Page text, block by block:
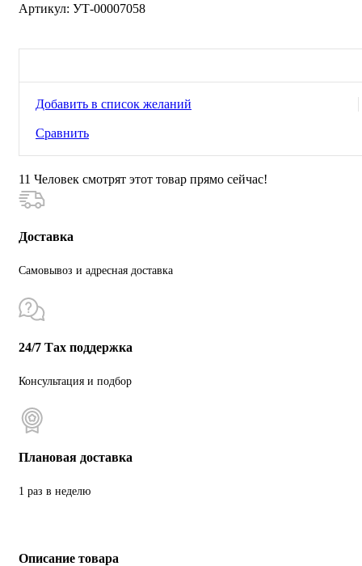
Артикул: УТ-00007058
Добавить в список желаний
Сравнить
11 Человек смотрят этот товар прямо сейчас!
Доставка
Самовывоз и адресная доставка
24/7 Тах поддержка
Консультация и подбор
Плановая доставка
1 раз в неделю
Описание товара